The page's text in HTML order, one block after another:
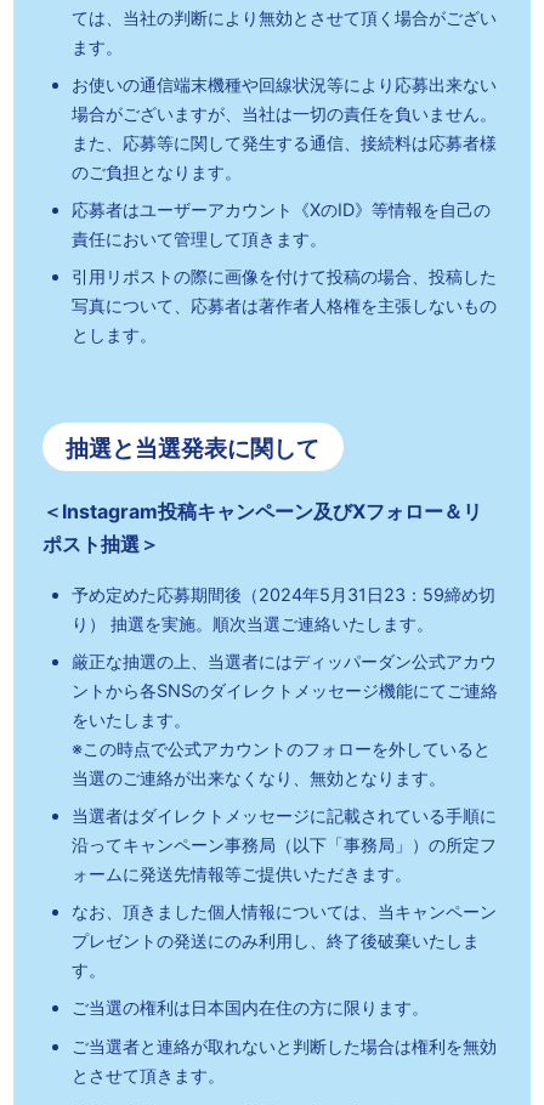
ては、 当社の判断により無効とさせて頂く場合がござい
ます。
お使いの通信端末機種や回線状況等により応募出来ない
場合がございますが、当社は一切の責任を負いません。
また、応募等に関して発生する通信、接続料は応募者様
のご負担となります。
応募者はユーザーアカウント《XのID》等情報を自己の
責任において管理して頂きます。
引用リポストの際に画像を付けて投稿の場合、投稿した
写真について、応募者は著作者人格権を主張しないもの
とします。
抽選と当選発表に関して
＜Instagram投稿キャンペーン及びXフォロー＆リ
ポスト抽選＞
予め定めた応募期間後（2024年5月31日23：59締め切
り） 抽選を実施。順次当選ご連絡いたします。
厳正な抽選の上、当選者にはディッパーダン公式アカウ
ントから各SNSのダイレクトメッセージ機能にてご連絡
をいたします。
※この時点で公式アカウントのフォローを外していると
当選のご連絡が出来なくなり、無効となります。
当選者はダイレクトメッセージに記載されている手順に
沿ってキャンペーン事務局（以下「事務局」）の所定フ
ォームに発送先情報等ご提供いただきます。
なお、頂きました個人情報については、当キャンペーン
プレゼントの発送にのみ利用し、終了後破棄いたしま
す。
ご当選の権利は日本国内在住の方に限ります。
ご当選者と連絡が取れないと判断した場合は権利を無効
とさせて頂きます。